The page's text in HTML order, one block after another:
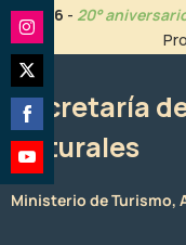
contenido
2026 - 20°
Secretaría
Naturales
Ministerio de Turismo,
Share
on
Instagram
Share
on
Twitter
Share
on
Facebook
Share
on